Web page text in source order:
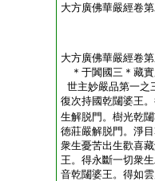
大方廣佛華嚴經卷
大方廣佛華嚴經卷
＊于闐國三＊藏
世主妙嚴品第一之
復次持國乾闥婆王
生解脱門。樹光乾
徳莊嚴解脱門。淨
衆生憂苦出生歡喜
王。得永斷一切衆
音乾闥婆王。得如